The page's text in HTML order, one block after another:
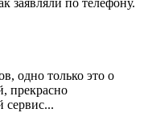
заявляли по телефону.
одно только это о
прекрасно